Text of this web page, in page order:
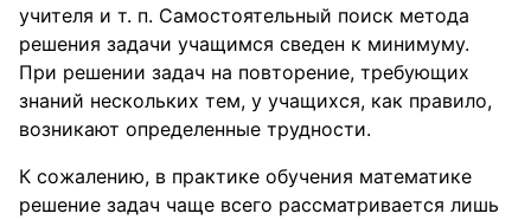
учителя и т. п. Самостоятельный поиск метода
решения задачи учащимся сведен к минимуму.
При решении задач на повторение, требующих
знаний нескольких тем, у учащихся, как правило,
возникают определенные трудности.
К сожалению, в практике обучения математике
решение задач чаще всего рассматривается лишь